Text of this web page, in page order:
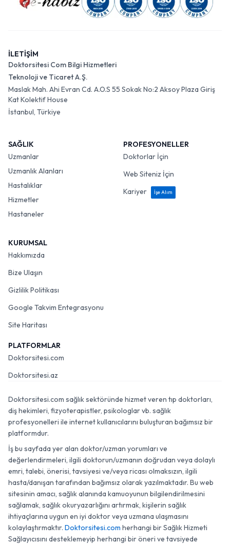
İLETİŞİM
Doktorsitesi Com Bilgi Hizmetleri
Teknoloji ve Ticaret A.Ş.
Maslak Mah. Ahi Evran Cd. A.O.S 55 Sokak No:2 Aksoy Plaza Giriş
Kat Kolektif House
İstanbul, Türkiye
SAĞLIK
Uzmanlar
Uzmanlık Alanları
Hastalıklar
Hizmetler
Hastaneler
PROFESYONELLER
Doktorlar İçin
Web Siteniz İçin
Kariyer
İşe Alım
KURUMSAL
Hakkımızda
Bize Ulaşın
Gizlilik Politikası
Google Takvim Entegrasyonu
Site Haritası
PLATFORMLAR
Doktorsitesi.com
Doktorsitesi.az
Doktorsitesi.com sağlık sektöründe hizmet veren tıp doktorları,
diş hekimleri, fizyoterapistler, psikologlar vb. sağlık
profesyonelleri ile internet kullanıcılarını buluşturan bağımsız bir
platformdur.
İş bu sayfada yer alan doktor/uzman yorumları ve
değerlendirmeleri, ilgili doktorun/uzmanın doğrudan veya dolaylı
emri, talebi, önerisi, tavsiyesi ve/veya ricası olmaksızın, ilgili
hasta/danışan tarafından bağımsız olarak yazılmaktadır. Bu web
sitesinin amacı, sağlık alanında kamuoyunun bilgilendirilmesini
sağlamak, sağlık okuryazarlığını artırmak, kişilerin sağlık
ihtiyaçlarına uygun en iyi doktor veya uzmana ulaşmasını
kolaylaştırmaktır. Doktorsitesi.com herhangi bir Sağlık Hizmeti
Sağlayıcısını desteklemeyip herhangi bir öneri ve tavsiyede